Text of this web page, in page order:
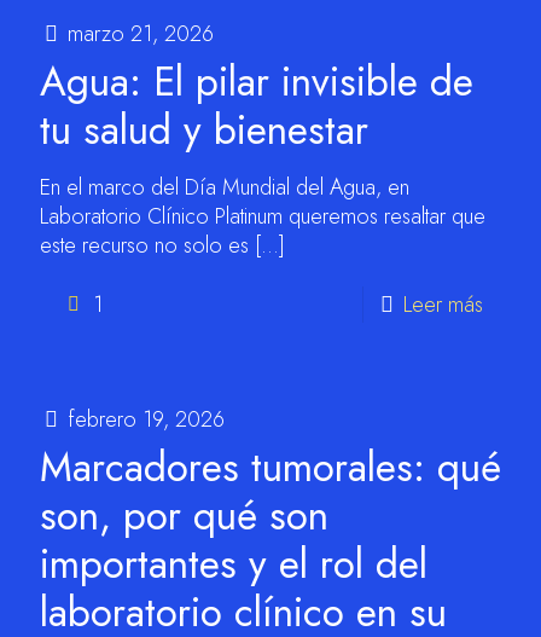
marzo 21, 2026
Agua: El pilar invisible de
tu salud y bienestar
En el marco del Día Mundial del Agua, en
Laboratorio Clínico Platinum queremos resaltar que
este recurso no solo es […]
1
Leer más
febrero 19, 2026
Marcadores tumorales: qué
son, por qué son
importantes y el rol del
laboratorio clínico en su